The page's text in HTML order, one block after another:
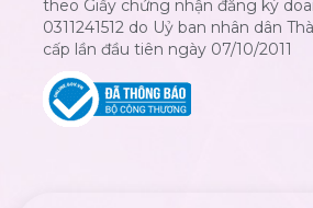
theo Giấy chứng nhận đăng ký
0311241512 do Uỷ ban nhân dân
cấp lần đầu tiên ngày 07/10/2011